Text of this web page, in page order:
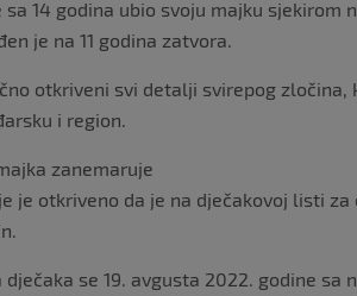
sa 14 godina ubio svoju majku
je na 11 godina zatvora.
otkriveni svi detalji svirepog
i region.
zanemaruje
je otkriveno da je na dječakovoj listi
dječaka se 19. avgusta 2022. godine